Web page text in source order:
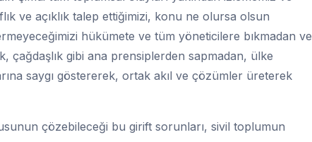
ve açıklık talep ettiğimizi, konu ne olursa olsun
hükümete ve tüm yöneticilere bıkmadan ve
çağdaşlık gibi ana prensiplerden sapmadan, ülke
saygı göstererek, ortak akıl ve çözümler üreterek
çözebileceği bu girift sorunları, sivil toplumun